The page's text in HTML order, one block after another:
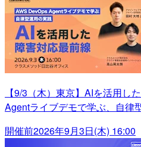
【9/3（木）東京】AIを活用し
Agentライブデモで学ぶ、自律
開催前2026年9月3日(木) 16:00